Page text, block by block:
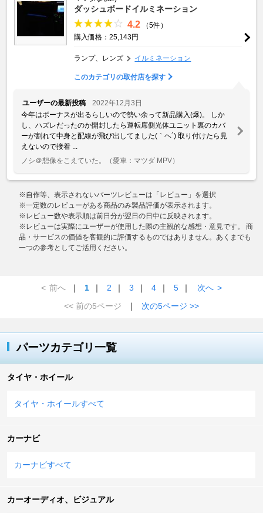
ダッシュボードイルミネーション
4.2
（5件）
購入価格：25,143円
ランプ、レンズ イルミネーション
このカテゴリの取付店を探す
ユーザーの最新投稿
2022年12月3日
今年はボーナスが出るらしいので勢い余って新品購入(爆)。 しか
し、ハズレだったのか開封したら運転席側光体ユニット裏のカバ
ーが割れて中身と配線が飛び出してました(｀ヘ´) 取り付けたら見
えないので接着 ...
ノシ＠想像をこえていた。
（愛車：マツダ MPV）
※自作等、表示されないパーツレビューは「レビュー」を選択
※一定数のレビューがある商品のみ製品評価が表示されます。
※レビュー数や表示順は前日分が翌日の日中に反映されます。
※レビューは実際にユーザーが使用した際の主観的な感想・意見です。 商
品・サービスの価値を客観的に評価するものではありません。あくまでも
一つの参考としてご活用ください。
< 前へ ｜ 1 ｜ 2 ｜ 3 ｜ 4 ｜ 5 ｜ 次へ >
<< 前の5ページ
｜ 次の5ページ >>
パーツカテゴリ一覧
タイヤ・ホイール
タイヤ・ホイールすべて
カーナビ
カーナビすべて
カーオーディオ、ビジュアル